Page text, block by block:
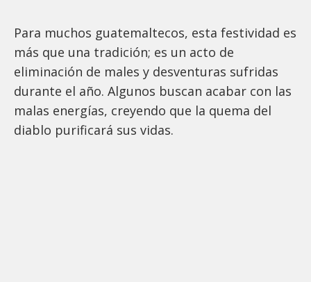
Para muchos guatemaltecos, esta festividad es
más que una tradición; es un acto de
eliminación de males y desventuras sufridas
durante el año. Algunos buscan acabar con las
malas energías, creyendo que la quema del
diablo purificará sus vidas.